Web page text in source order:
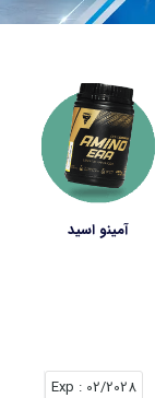
آمینو اسید
02/2028
: Exp